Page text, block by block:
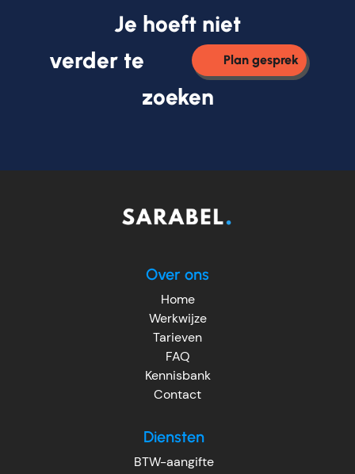
Je hoeft niet
verder te
Plan gesprek
zoeken
Over ons
Home
Werkwijze
Tarieven
FAQ
Kennisbank
Contact
Diensten
BTW-aangifte